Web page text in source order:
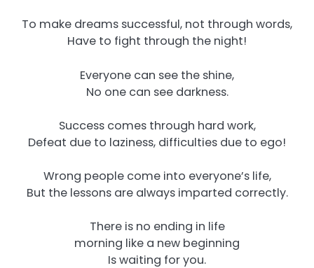
To make dreams successful, not through words,
Have to fight through the night!
Everyone can see the shine,
No one can see darkness.
Success comes through hard work,
Defeat due to laziness, difficulties due to ego!
Wrong people come into everyone’s life,
But the lessons are always imparted correctly.
There is no ending in life
morning like a new beginning
Is waiting for you.